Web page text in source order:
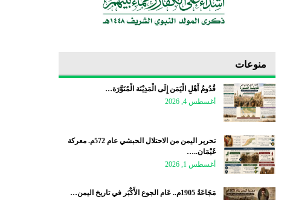
منوعات
قُدُومُ أَهْلِ الْيَمَن إِلَى الْمَدِيْنَة الْمُنَوَّرَة…
أغسطس 4, 2026
تحرير اليمن من الاحتلال الحبشي عام 572م. معركة
غَيْمَان..…
أغسطس 1, 2026
مَجَاعَةُ 1905م.. عَام الجوع الأَكْبَر في تاريخ اليمن…